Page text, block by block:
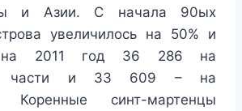
и Азии. С начала 90ых
увеличилось на 50% и
на 2011 год 36 286 на
части и 33 609 – на
Коренные синт-мартенцы